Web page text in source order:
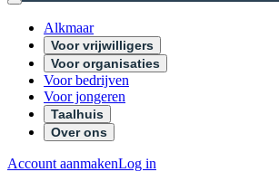
Alkmaar
Voor vrijwilligers
Voor organisaties
Voor bedrijven
Voor jongeren
Taalhuis
Over ons
Account aanmakenLog in